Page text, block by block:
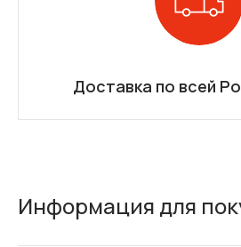
Доставка по всей
Информация для